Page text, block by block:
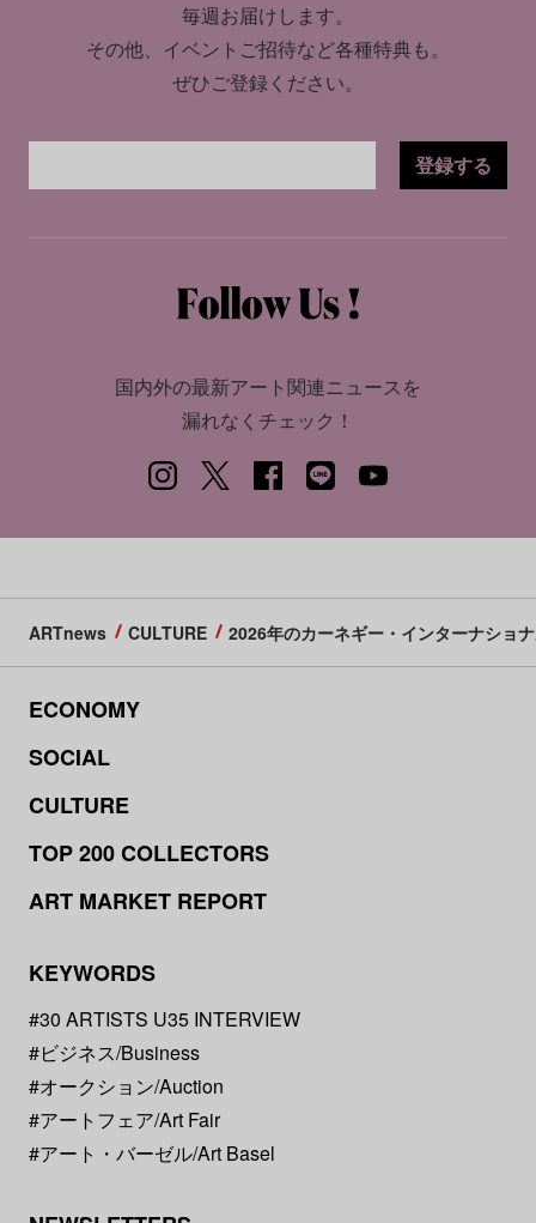
毎週お届けします。
その他、イベントご招待など各種特典も。
ぜひご登録ください。
登録する
国内外の最新アート関連ニュースを
漏れなくチェック！
ARTnews CULTURE 2026年のカーネギー・インターナショ
ECONOMY
SOCIAL
CULTURE
TOP 200 COLLECTORS
ART MARKET REPORT
KEYWORDS
#30 ARTISTS U35 INTERVIEW
#ビジネス/Business
#オークション/Auction
#アートフェア/Art Fair
#アート・バーゼル/Art Basel